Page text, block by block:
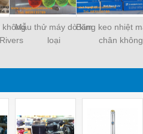
khôngMẫu thử máy dò kim
loại
Băng keo nhiệt
chân không